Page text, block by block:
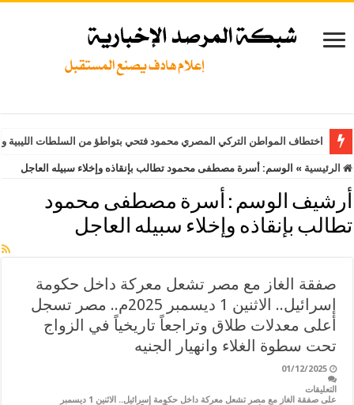
اختطاف المواطن التركي المصري محمود فتحي بتواطؤ من السلطات
الرئيسية » الوسم: أسرة مصطفى محمود تطالب بإنقاذه وإخلاء سبيله العاجل
أرشيف الوسم : أسرة مصطفى محمود
تطالب بإنقاذه وإخلاء سبيله العاجل
صفقة الغاز مع مصر تشعل معركة داخل حكومة
إسرائيل.. الاثنين 1 ديسمبر 2025م.. مصر تسجل
أعلى معدلات طلاق وتراجعاً تاريخياً في الزواج
تحت سطوة الغلاء وانهيار الجنيه
01/12/2025
التعليقات
على صفقة الغاز مع مصر تشعل معركة داخل حكومة إسرائيل.. الاثنين 1 ديسمبر